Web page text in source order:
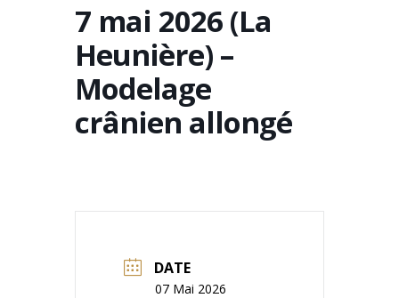
7 mai 2026 (La
Heunière) –
Modelage
crânien allongé
DATE
07 Mai 2026